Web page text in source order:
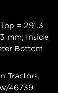
= 291.3
mm; Inside
Bottom
Tractors,
46739